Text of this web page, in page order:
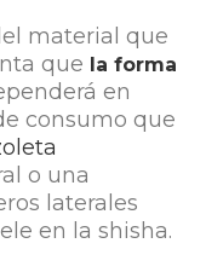
material que
que la forma
en
consumo que
o una
laterales
en la shisha.